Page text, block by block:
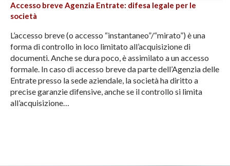
Accesso breve Agenzia Entrate: difesa legale per le
società
L’accesso breve (o accesso “instantaneo”/“mirato”) è una
forma di controllo in loco limitato all’acquisizione di
documenti. Anche se dura poco, è assimilato a un accesso
formale. In caso di accesso breve da parte dell’Agenzia delle
Entrate presso la sede aziendale, la società ha diritto a
precise garanzie difensive, anche se il controllo si limita
all’acquisizione…